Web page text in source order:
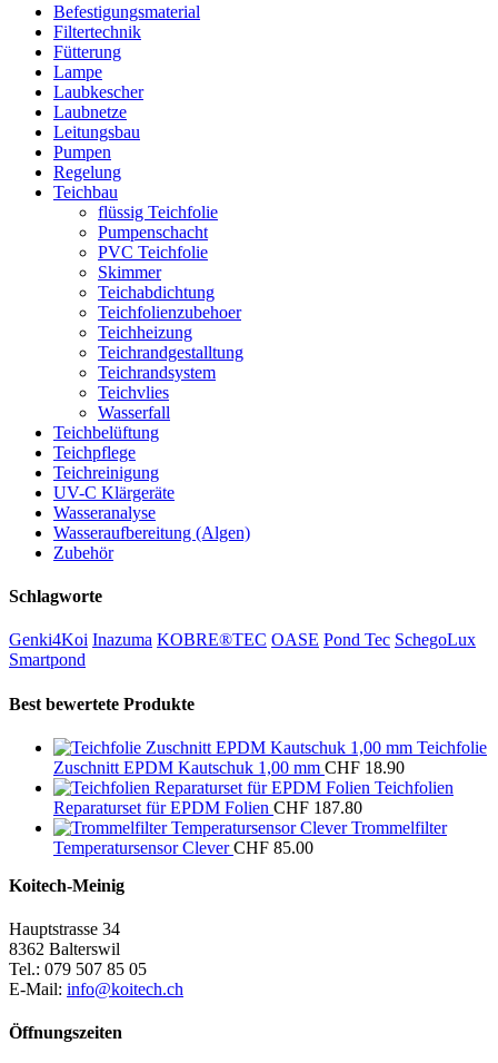
Befestigungsmaterial
Filtertechnik
Fütterung
Lampe
Laubkescher
Laubnetze
Leitungsbau
Pumpen
Regelung
Teichbau
flüssig Teichfolie
Pumpenschacht
PVC Teichfolie
Skimmer
Teichabdichtung
Teichfolienzubehoer
Teichheizung
Teichrandgestalltung
Teichrandsystem
Teichvlies
Wasserfall
Teichbelüftung
Teichpflege
Teichreinigung
UV-C Klärgeräte
Wasseranalyse
Wasseraufbereitung (Algen)
Zubehör
Schlagworte
Genki4Koi Inazuma KOBRE®TEC OASE Pond Tec SchegoLux
Smartpond
Best bewertete Produkte
Teichfolie
Zuschnitt EPDM Kautschuk 1,00 mm CHF 18.90
Teichfolien
Reparaturset für EPDM Folien CHF 187.80
Trommelfilter
Temperatursensor Clever CHF 85.00
Koitech-Meinig
Hauptstrasse 34
8362 Balterswil
Tel.: 079 507 85 05
E-Mail: info@koitech.ch
Öffnungszeiten